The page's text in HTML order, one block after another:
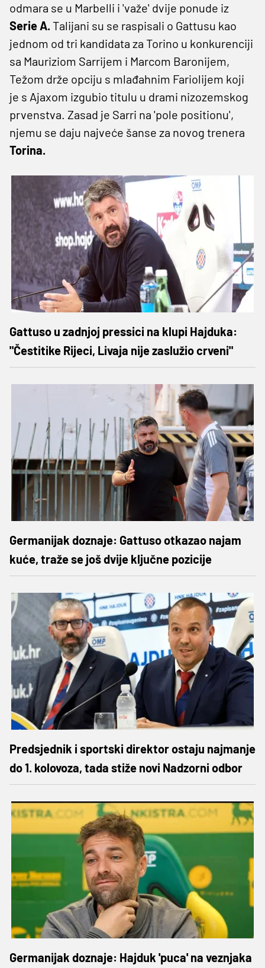
odmara se u Marbelli i 'važe' dvije ponude iz
Serie A.Talijani su se raspisali o Gattusu kao
jednom od tri kandidata za Torino u konkurenciji
sa Mauriziom Sarrijem i Marcom Baronijem,
Težom drže opciju s mlađahnim Fariolijem koji
je s Ajaxom izgubio titulu u drami nizozemskog
prvenstva. Zasad je Sarri na 'pole positionu',
njemu se daju najveće šanse za novog trenera
Torina.
Gattuso u zadnjoj pressici na klupi Hajduka:
"Čestitike Rijeci, Livaja nije zaslužio crveni"
Germanijak doznaje: Gattuso otkazao najam
kuće, traže se još dvije ključne pozicije
Predsjednik i sportski direktor ostaju najmanje
do 1. kolovoza, tada stiže novi Nadzorni odbor
Germanijak doznaje: Hajduk 'puca' na veznjaka